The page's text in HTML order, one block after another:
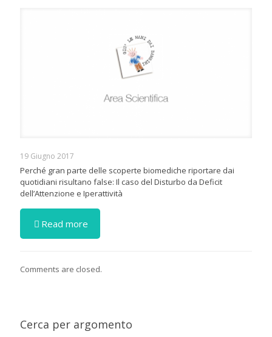
19 Giugno 2017
Perché gran parte delle scoperte biomediche riportare dai
quotidiani risultano false: Il caso del Disturbo da Deficit
dell’Attenzione e Iperattività
Read more
Comments are closed.
Cerca per argomento